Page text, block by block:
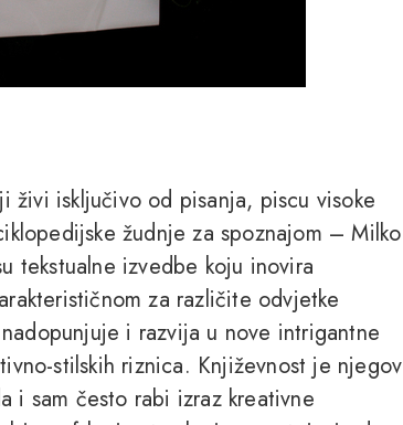
isključivo od pisanja, piscu visoke
žudnje za spoznajom – Milko
tekstualne izvedbe koju inovira
za različite odvjetke
i razvija u nove intrigantne
stilskih riznica. Književnost je njegov
i sam često rabi izraz kreativne